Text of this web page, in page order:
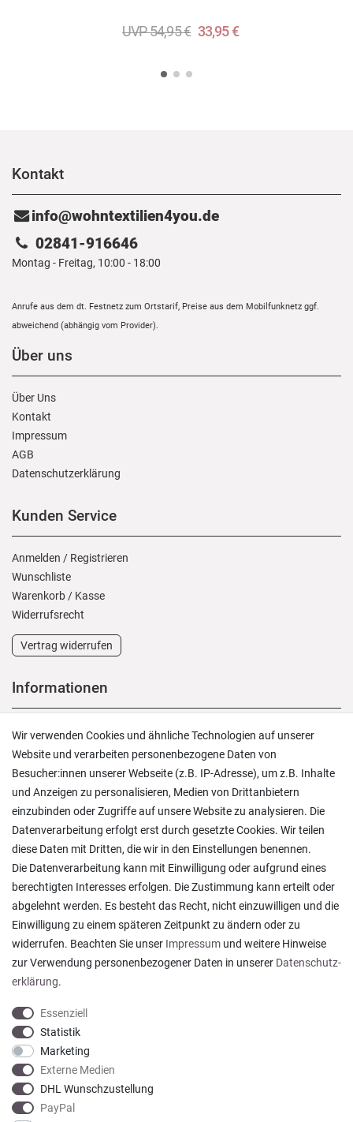
UVP 54,95 € 33,95 €
Kontakt
info@wohntextilien4you.de
02841-916646
Montag - Freitag, 10:00 - 18:00
Anrufe aus dem dt. Festnetz zum Ortstarif, Preise aus dem Mobilfunknetz ggf.
abweichend (abhängig vom Provider).
Über uns
Über Uns
Kontakt
Impressum
AGB
Daten­schutz­erklärung
Kunden Service
Anmelden / Registrieren
Wunschliste
Warenkorb / Kasse
Widerrufs­recht
Vertrag widerrufen
Informationen
Versand und Zahlung
Rücksendungen
Lieferung in die Schweiz
Pflegesymbole
Lagerverkauf
Ratgeber & News
Ein einfach toller Service - prompte Lieferung und
sogar mit Pflegehinweis!
Datum der Veröffentlichung: 05.08.2026
Datum der Kauferfahrung: 29.07.2026
922 Bewertungen
Wir verwenden Cookies und ähnliche Technologien auf unserer
Website und verarbeiten personenbezogene Daten von
Besucher:innen unserer Webseite (z.B. IP-Adresse), um z.B. Inhalte
und Anzeigen zu personalisieren, Medien von Drittanbietern
einzubinden oder Zugriffe auf unsere Website zu analysieren. Die
Datenverarbeitung erfolgt erst durch gesetzte Cookies. Wir teilen
diese Daten mit Dritten, die wir in den Einstellungen benennen.
Die Datenverarbeitung kann mit Einwilligung oder aufgrund eines
berechtigten Interesses erfolgen. Die Zustimmung kann erteilt oder
abgelehnt werden. Es besteht das Recht, nicht einzuwilligen und die
Einwilligung zu einem späteren Zeitpunkt zu ändern oder zu
widerrufen. Beachten Sie unser Impressum und weitere Hinweise
zur Verwendung personenbezogener Daten in unserer Daten­schutz­
erklärung.
Essenziell
Statistik
Marketing
Externe Medien
DHL Wunschzustellung
PayPal